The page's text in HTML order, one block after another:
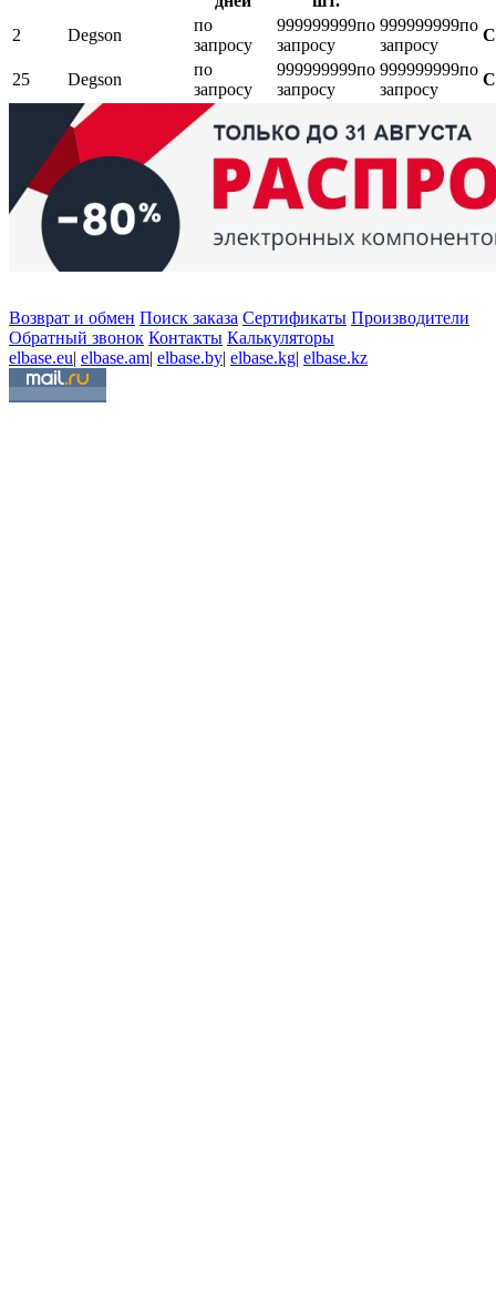
2
Degson
по
запросу
999999999по
запросу
999999999по
запросу
25 Degson
по
запросу
999999999по
запросу
999999999по
запросу
Возврат и обмен Поиск заказа Сертификаты Производители
Обратный звонок Контакты Калькуляторы
elbase.eu| elbase.am| elbase.by| elbase.kg| elbase.kz